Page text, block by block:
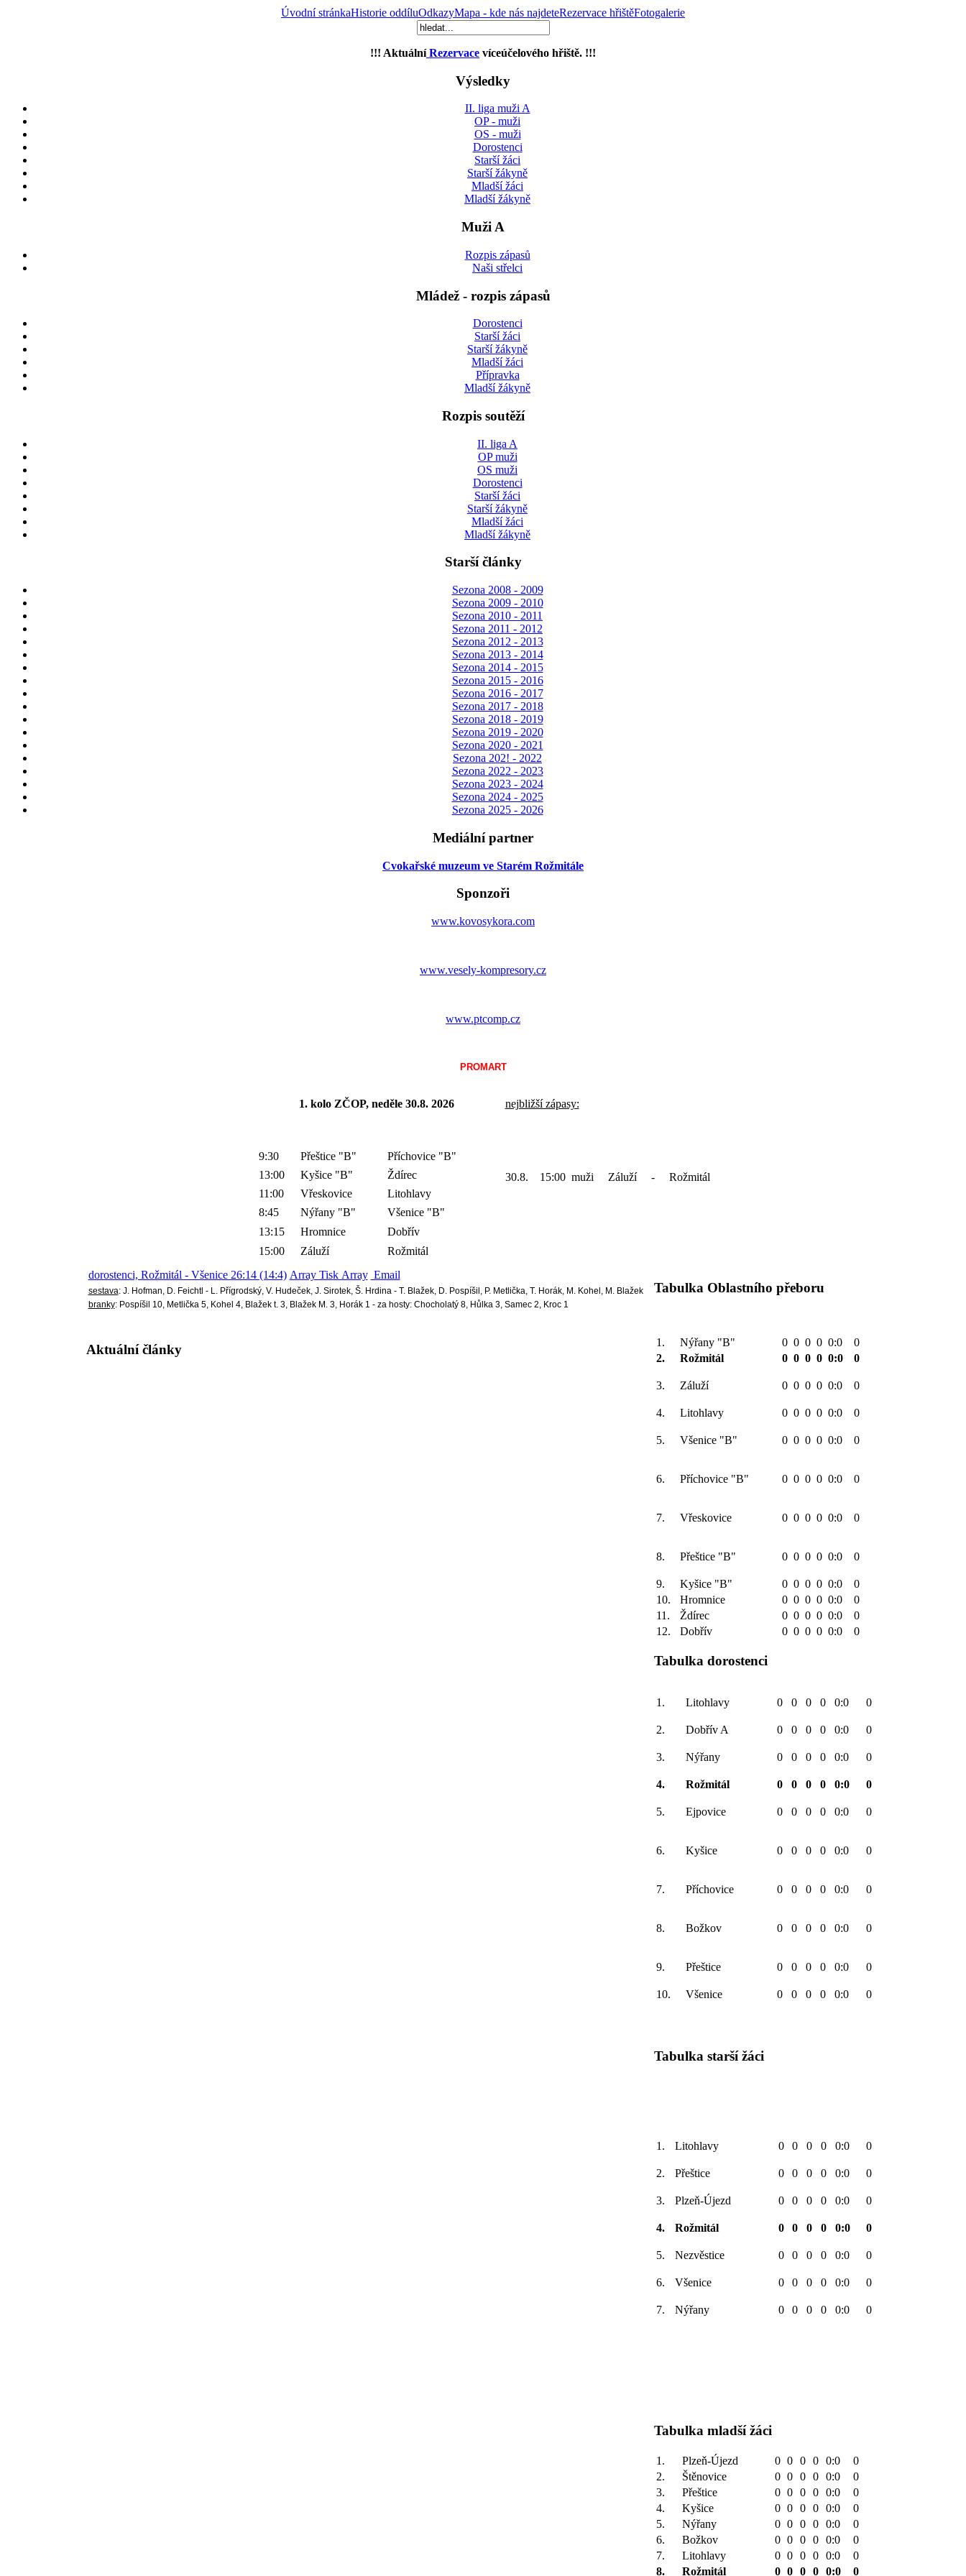
Úvodní stránkaHistorie oddíluOdkazyMapa - kde nás najdeteRezervace hřištěFotogalerie
!!! AktuálníRezervace víceúčelového hřiště. !!!
Výsledky
II. liga muži A
OP - muži
OS - muži
Dorostenci
Starší žáci
Starší žákyně
Mladší žáci
Mladší žákyně
Muži A
Rozpis zápasů
Naši střelci
Mládež - rozpis zápasů
Dorostenci
Starší žáci
Starší žákyně
Mladší žáci
Přípravka
Mladší žákyně
Rozpis soutěží
II. liga A
OP muži
OS muži
Dorostenci
Starší žáci
Starší žákyně
Mladší žáci
Mladší žákyně
Starší články
Sezona 2008 - 2009
Sezona 2009 - 2010
Sezona 2010 - 2011
Sezona 2011 - 2012
Sezona 2012 - 2013
Sezona 2013 - 2014
Sezona 2014 - 2015
Sezona 2015 - 2016
Sezona 2016 - 2017
Sezona 2017 - 2018
Sezona 2018 - 2019
Sezona 2019 - 2020
Sezona 2020 - 2021
Sezona 202! - 2022
Sezona 2022 - 2023
Sezona 2023 - 2024
Sezona 2024 - 2025
Sezona 2025 - 2026
Mediální partner
Cvokařské muzeum ve Starém Rožmitále
Sponzoři
www.kovosykora.com
www.vesely-kompresory.cz
www.ptcomp.cz
PROMART
1. kolo ZČOP, neděle 30.8. 2026
9:30 Přeštice "B"
Příchovice "B"
13:00
Kyšice "B"
Ždírec
11:00
Vřeskovice
Litohlavy
8:45
Nýřany "B"
Všenice "B"
13:15
Hromnice
Dobřív
15:00
Záluží Rožmitál
nejbližší zápasy:
30.8. 15:00 muži Záluží - Rožmitál
dorostenci, Rožmitál - Všenice 26:14 (14:4) Array Tisk Array Email
sestava: J. Hofman, D. Feichtl - L. Přígrodský, V. Hudeček, J. Sirotek, Š. Hrdina - T. Blažek, D. Pospíšil, P. Metlička, T. Horák, M. Kohel, M. Blažek
branky: Pospíšil 10, Metlička 5, Kohel 4, Blažek t. 3, Blažek M. 3, Horák 1 - za hosty: Chocholatý 8, Hůlka 3, Samec 2, Kroc 1
Aktuální články
Tabulka Oblastního přeboru
1. Nýřany "B" 0 0 0 0 0:0
0
2.
Rožmitál 0 0 0 0 0:0 0
3. Záluží 0 0 0 0 0:0 0
4. Litohlavy 0 0 0 0 0:0 0
5. Všenice "B" 0 0 0 0 0:0 0
6. Příchovice "B" 0 0 0 0 0:0 0
7. Vřeskovice 0 0 0 0 0:0 0
8. Přeštice "B" 0 0 0 0 0:0 0
9. Kyšice "B" 0 0 0 0 0:0
0
10.
Hromnice 0 0 0 0 0:0
0
11.
Ždírec 0 0 0 0 0:0
0
12.
Dobřív 0 0 0 0 0:0 0
Tabulka dorostenci
1. Litohlavy 0 0 0 0 0:0 0
2. Dobřív A 0 0 0 0 0:0 0
3. Nýřany 0 0 0 0 0:0 0
4. Rožmitál 0 0 0 0 0:0 0
5. Ejpovice 0 0 0 0 0:0 0
6. Kyšice 0 0 0 0 0:0 0
7. Příchovice 0 0 0 0 0:0 0
8. Božkov 0 0 0 0 0:0 0
9. Přeštice 0 0 0 0 0:0 0
10. Všenice 0 0 0 0 0:0 0
Tabulka starší žáci
1. Litohlavy 0 0 0 0 0:0 0
2. Přeštice 0 0 0 0 0:0 0
3. Plzeň-Újezd 0 0 0 0 0:0 0
4. Rožmitál 0 0 0 0 0:0 0
5. Nezvěstice 0 0 0 0 0:0 0
6. Všenice 0 0 0 0 0:0 0
7. Nýřany 0 0 0 0 0:0 0
Tabulka mladší žáci
1. Plzeň-Újezd 0 0 0 0 0:0
0
2.
Štěnovice 0 0 0 0 0:0
0
3.
Přeštice 0 0 0 0 0:0
0
4.
Kyšice 0 0 0 0 0:0
0
5.
Nýřany 0 0 0 0 0:0
0
6.
Božkov 0 0 0 0 0:0
0
7.
Litohlavy 0 0 0 0 0:0
0
8.
Rožmitál 0 0 0 0 0:0 0